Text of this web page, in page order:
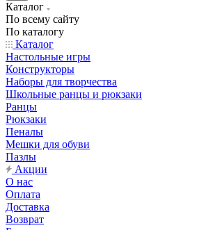
Каталог
По всему сайту
По каталогу
Каталог
Настольные игры
Конструкторы
Наборы для творчества
Школьные ранцы и рюкзаки
Ранцы
Рюкзаки
Пеналы
Мешки для обуви
Пазлы
Акции
О нас
Оплата
Доставка
Возврат